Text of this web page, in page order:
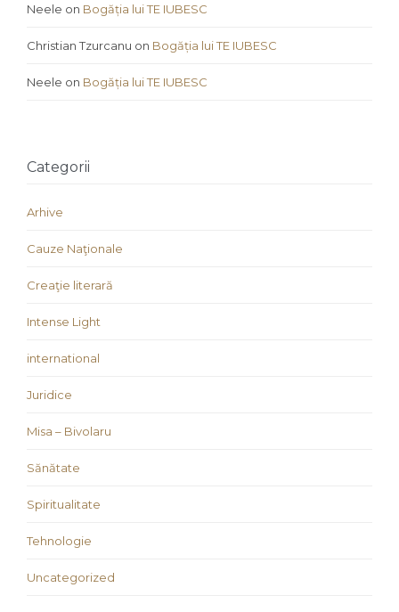
Neele on Bogăția lui TE IUBESC
Christian Tzurcanu on Bogăția lui TE IUBESC
Neele on Bogăția lui TE IUBESC
Categorii
Arhive
Cauze Naţionale
Creaţie literară
Intense Light
international
Juridice
Misa – Bivolaru
Sănătate
Spiritualitate
Tehnologie
Uncategorized